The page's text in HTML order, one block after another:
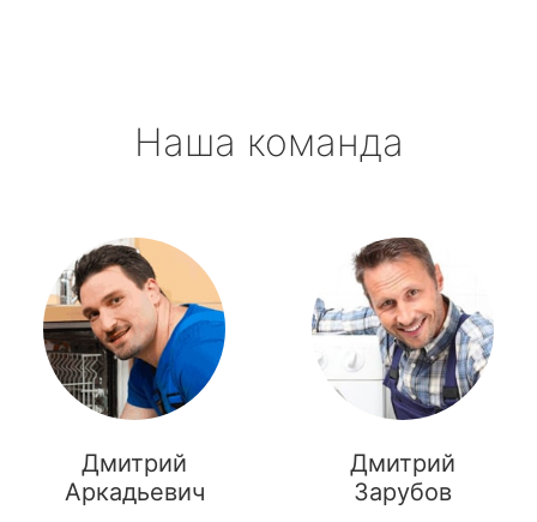
Наша команда
Дмитрий
Аркадьевич
Дмитрий
Зарубов